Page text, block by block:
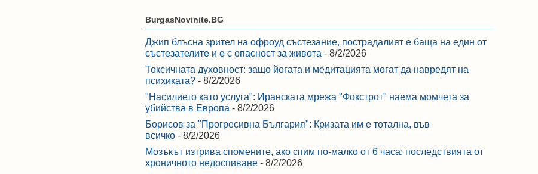
BurgasNovinite.BG
Джип блъсна зрител на офроуд състезание, пострадалият е баща на един от
състезателите и е с опасност за живота - 8/2/2026
Токсичната духовност: защо йогата и медитацията могат да навредят на
психиката? - 8/2/2026
"Насилието като услуга": Иранската мрежа "Фокстрот" наема момчета за
убийства в Европа - 8/2/2026
Борисов за "Прогресивна България": Кризата им е тотална, във
всичко - 8/2/2026
Мозъкът изтрива спомените, ако спим по-малко от 6 часа: последствията от
хроничното недоспиване - 8/2/2026